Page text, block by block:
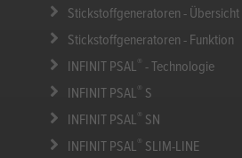
Stickstoffgeneratoren - Übersicht
Stickstoffgeneratoren - Funktion
INFINIT PSAL® - Technologie
INFINIT PSAL® S
INFINIT PSAL® SN
INFINIT PSAL® SLIM-LINE